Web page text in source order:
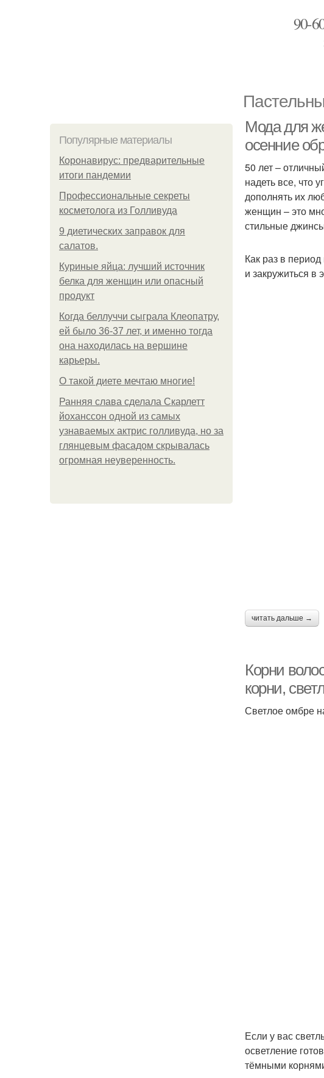
90-
Популярные материалы
Коронавирус: предварительные
итоги пандемии
Профессиональные секреты
косметолога из Голливуда
9 диетических заправок для
салатов.
Куриные яйца: лучший источник
белка для женщин или опасный
продукт
Когда беллуччи сыграла Клеопатру,
ей было 36-37 лет, и именно тогда
она находилась на вершине
карьеры.
О такой диете мечтаю многие!
Ранняя слава сделала Скарлетт
йоханссон одной из самых
узнаваемых актрис голливуда, но за
глянцевым фасадом скрывалась
огромная неуверенность.
Мода для
осенние
50 лет –
надеть все, что
дополнять их
женщин – это
стильные
Как раз в
и закружиться
читать дальше →
Корни
корни,
Светлое омбре
Если у вас
осветление
тёмными